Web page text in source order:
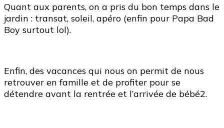
Quant aux parents, on a pris du bon temps dans le
jardin : transat, soleil, apéro (enfin pour Papa Bad
Boy surtout lol).
Enfin, des vacances qui nous on permit de nous
retrouver en famille et de profiter pour se
détendre avant la rentrée et l’arrivée de bébé2.